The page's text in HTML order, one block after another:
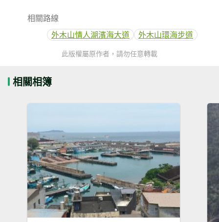
相關路線
外木山情人湖濱海大道
外木山環海步道
此版權屬原作者，請勿任意轉載
相關相簿